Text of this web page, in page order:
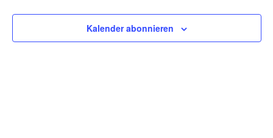
Kalender abonnieren